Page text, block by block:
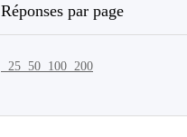
Réponses par page
25 50 100 200